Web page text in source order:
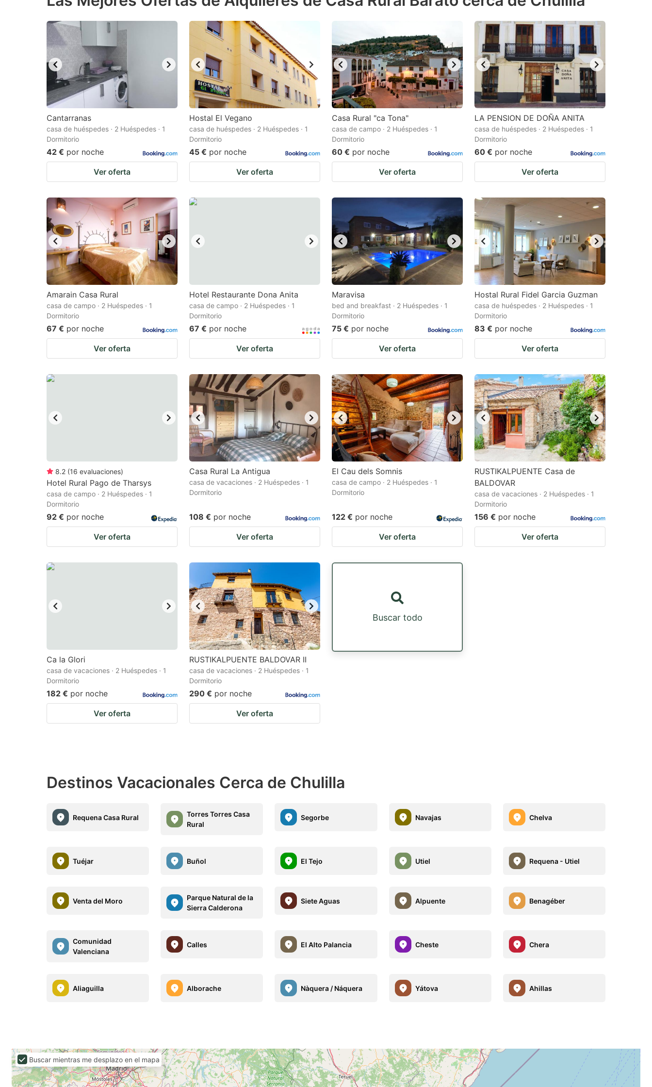
mark
key
get
the
keyboard
shortcuts
for
changing
dates.
mark
key
to
get
the
keyboard
shortcuts
for
changing
dates.
Cantarranas
casa de huéspedes · 2 Huéspedes · 1
Dormitorio
42 € por noche
Ver oferta
Hostal El Vegano
casa de huéspedes · 2 Huéspedes · 1
Dormitorio
45 € por noche
Ver oferta
Casa Rural "ca Tona"
casa de campo · 2 Huéspedes · 1
Dormitorio
60 € por noche
Ver oferta
LA PENSION DE DOÑA ANITA
casa de huéspedes · 2 Huéspedes · 1
Dormitorio
60 € por noche
Ver oferta
Amarain Casa Rural
casa de campo · 2 Huéspedes · 1
Dormitorio
67 € por noche
Ver oferta
Hotel Restaurante Dona Anita
casa de campo · 2 Huéspedes · 1
Dormitorio
67 € por noche
Ver oferta
Maravisa
bed and breakfast · 2 Huéspedes · 1
Dormitorio
75 € por noche
Ver oferta
Hostal Rural Fidel Garcia Guzman
casa de huéspedes · 2 Huéspedes · 1
Dormitorio
83 € por noche
Ver oferta
8.2 (16 evaluaciones)
Hotel Rural Pago de Tharsys
casa de campo · 2 Huéspedes · 1
Dormitorio
92 € por noche
Ver oferta
Casa Rural La Antigua
casa de vacaciones · 2 Huéspedes · 1
Dormitorio
108 € por noche
Ver oferta
El Cau dels Somnis
casa de campo · 2 Huéspedes · 1
Dormitorio
122 € por noche
Ver oferta
RUSTIKALPUENTE Casa de
BALDOVAR
casa de vacaciones · 2 Huéspedes · 1
Dormitorio
156 € por noche
Ver oferta
Ca la Glori
casa de vacaciones · 2 Huéspedes · 1
Dormitorio
182 € por noche
Ver oferta
RUSTIKALPUENTE BALDOVAR II
casa de vacaciones · 2 Huéspedes · 1
Dormitorio
290 € por noche
Ver oferta
Buscar todo
Destinos Vacacionales Cerca de Chulilla
Requena Casa Rural
Torres Torres Casa
Rural
Segorbe Navajas Chelva
Tuéjar Buñol El Tejo Utiel Requena - Utiel
Venta del Moro
Parque Natural de la
Sierra Calderona
Siete Aguas Alpuente Benagéber
Comunidad
Valenciana
Calles El Alto Palancia Cheste Chera
Aliaguilla Alborache Nàquera / Náquera Yátova Ahillas
Buscar mientras me desplazo en el mapa